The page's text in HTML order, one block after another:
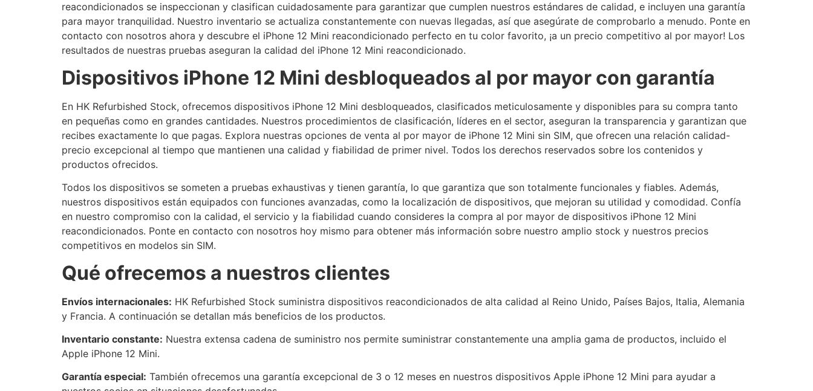
reacondicionados se inspeccionan y clasifican cuidadosamente para garantizar que cumplen nuestros estándares de calidad, e incluyen una garantía
para mayor tranquilidad. Nuestro inventario se actualiza constantemente con nuevas llegadas, así que asegúrate de comprobarlo a menudo. Ponte en
contacto con nosotros ahora y descubre el iPhone 12 Mini reacondicionado perfecto en tu color favorito, ¡a un precio competitivo al por mayor! Los
resultados de nuestras pruebas aseguran la calidad del iPhone 12 Mini reacondicionado.
Dispositivos iPhone 12 Mini desbloqueados al por mayor con garantía
En HK Refurbished Stock, ofrecemos dispositivos iPhone 12 Mini desbloqueados, clasificados meticulosamente y disponibles para su compra tanto
en pequeñas como en grandes cantidades. Nuestros procedimientos de clasificación, líderes en el sector, aseguran la transparencia y garantizan que
recibes exactamente lo que pagas. Explora nuestras opciones de venta al por mayor de iPhone 12 Mini sin SIM, que ofrecen una relación calidad-
precio excepcional al tiempo que mantienen una calidad y fiabilidad de primer nivel. Todos los derechos reservados sobre los contenidos y
productos ofrecidos.
Todos los dispositivos se someten a pruebas exhaustivas y tienen garantía, lo que garantiza que son totalmente funcionales y fiables. Además,
nuestros dispositivos están equipados con funciones avanzadas, como la localización de dispositivos, que mejoran su utilidad y comodidad. Confía
en nuestro compromiso con la calidad, el servicio y la fiabilidad cuando consideres la compra al por mayor de dispositivos iPhone 12 Mini
reacondicionados. Ponte en contacto con nosotros hoy mismo para obtener más información sobre nuestro amplio stock y nuestros precios
competitivos en modelos sin SIM.
Qué ofrecemos a nuestros clientes
Envíos internacionales: HK Refurbished Stock suministra dispositivos reacondicionados de alta calidad al Reino Unido, Países Bajos, Italia, Alemania
y Francia. A continuación se detallan más beneficios de los productos.
Inventario constante: Nuestra extensa cadena de suministro nos permite suministrar constantemente una amplia gama de productos, incluido el
Apple iPhone 12 Mini.
Garantía especial: También ofrecemos una garantía excepcional de 3 o 12 meses en nuestros dispositivos Apple iPhone 12 Mini para ayudar a